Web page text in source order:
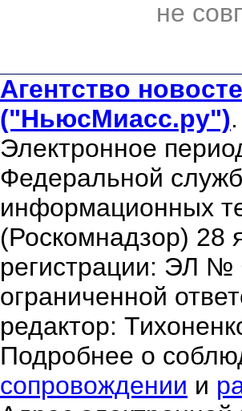
не
Агентство
("НьюсМиасс.ру")
Электронное
Федеральной
информационных
(Роскомнадзор) 28
регистрации: ЭЛ
ограниченной
редактор:
Подробнее о
сопровождении и